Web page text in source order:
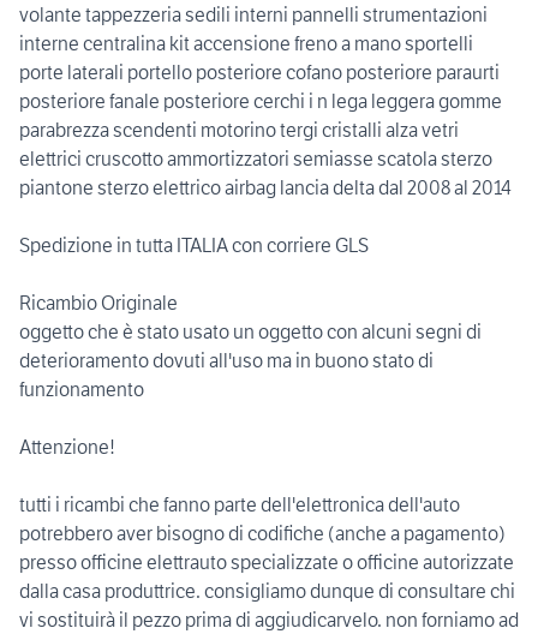
volante tappezzeria sedili interni pannelli strumentazioni
interne centralina kit accensione freno a mano sportelli
porte laterali portello posteriore cofano posteriore paraurti
posteriore fanale posteriore cerchi i n lega leggera gomme
parabrezza scendenti motorino tergi cristalli alza vetri
elettrici cruscotto ammortizzatori semiasse scatola sterzo
piantone sterzo elettrico airbag lancia delta dal 2008 al 2014
Spedizione in tutta ITALIA con corriere GLS
Ricambio Originale
oggetto che è stato usato un oggetto con alcuni segni di
deterioramento dovuti all'uso ma in buono stato di
funzionamento
Attenzione!
tutti i ricambi che fanno parte dell'elettronica dell'auto
potrebbero aver bisogno di codifiche (anche a pagamento)
presso officine elettrauto specializzate o officine autorizzate
dalla casa produttrice. consigliamo dunque di consultare chi
vi sostituirà il pezzo prima di aggiudicarvelo. non forniamo ad